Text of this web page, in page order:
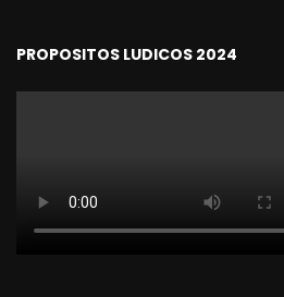
PROPOSITOS LUDICOS 2024